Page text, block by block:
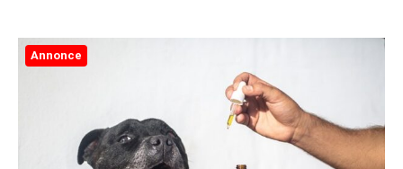
Annonce